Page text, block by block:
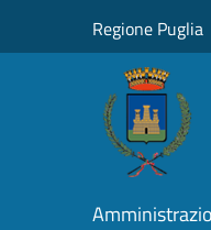
Regione Puglia